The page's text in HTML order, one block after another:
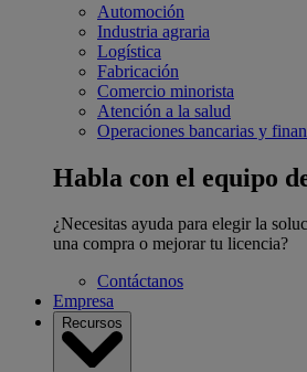
Automoción
Industria agraria
Logística
Fabricación
Comercio minorista
Atención a la salud
Operaciones bancarias y
Habla con el equipo
¿Necesitas ayuda para elegir la
una compra o mejorar tu licencia?
Contáctanos
Empresa
Recursos